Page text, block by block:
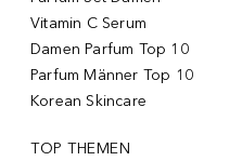
Vitamin C Serum
Damen Parfum Top 10
Parfum Männer Top 10
Korean Skincare
TOP THEMEN